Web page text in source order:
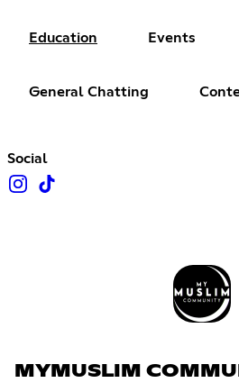
Education Events
General Chatting
Social
MYMUSLIM